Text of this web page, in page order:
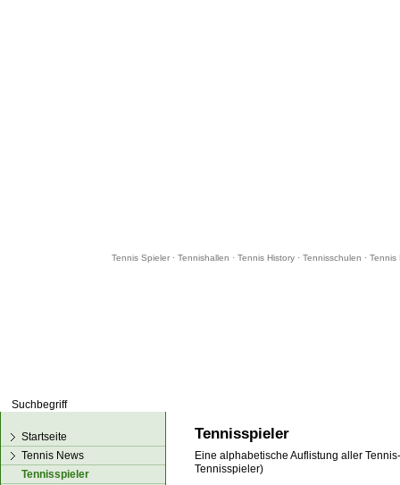
Tennis Spieler· Tennishallen · Tennis History· Tennisschulen · Tennis
Tennisspieler
Eine alphabetische Auflistung aller
Tennisspieler)
Startseite
Tennis News
Tennisspieler